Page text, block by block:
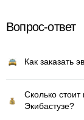
Вопрос-ответ
Как заказать
Сколько стоит
Экибастузе?